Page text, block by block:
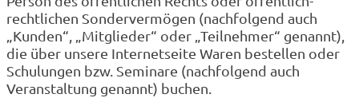
rechtlichen Sondervermögen (nachfolgend auch
„Kunden“, „Mitglieder“ oder „Teilnehmer“ genannt),
die über unsere Internetseite Waren bestellen oder
Schulungen bzw. Seminare (nachfolgend auch
Veranstaltung genannt) buchen.